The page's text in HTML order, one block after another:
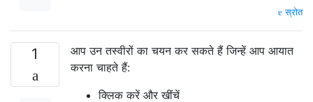
स्रोत
1
आप उन तस्वीरों का चयन कर सकते हैं जिन्हें आप आयात
करना चाहते हैं:
क्लिक करें और खींचें